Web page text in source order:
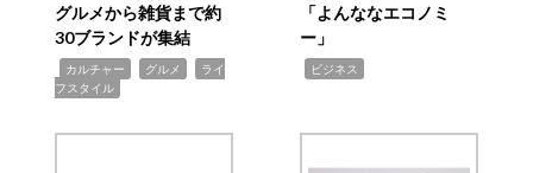
グルメから雑貨まで約
30ブランドが集結
カルチャー グルメ
ライ
フスタイル
「よんななエコノミ
ー」
ビジネス